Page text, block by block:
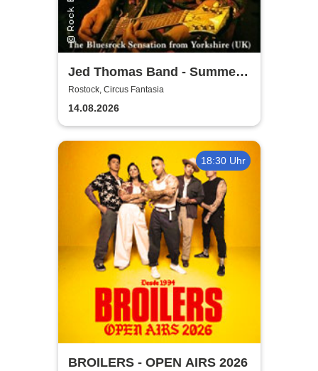
Jed Thomas Band - Summer
Tour 2026
Rostock, Circus Fantasia
14.08.2026
18:30 Uhr
BROILERS - OPEN AIRS 2026